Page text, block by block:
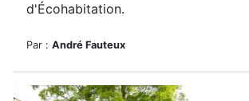
d'Écohabitation.
Par : André Fauteux